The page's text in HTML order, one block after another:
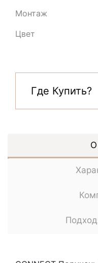
Монтаж
Цвет
Где Купить?
О